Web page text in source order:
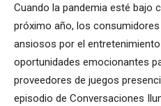
Cuando la pandemia esté bajo
próximo año, los
ansiosos por el
oportunidades emocionantes
proveedores de juegos
episodio de Conversaciones